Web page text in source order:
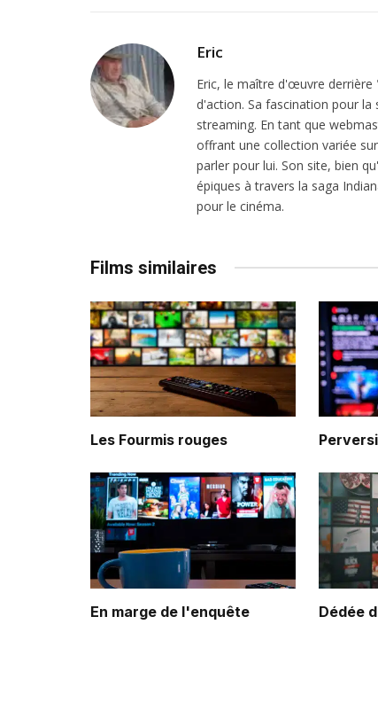
Eric
Eric, le maître d'œuvre derrière
d'action. Sa fascination pour
streaming. En tant que
offrant une collection variée
parler pour lui. Son site, bien
épiques à travers la saga
pour le cinéma.
Films similaires
Les Fourmis rouges
En marge de l'enquête Dédée